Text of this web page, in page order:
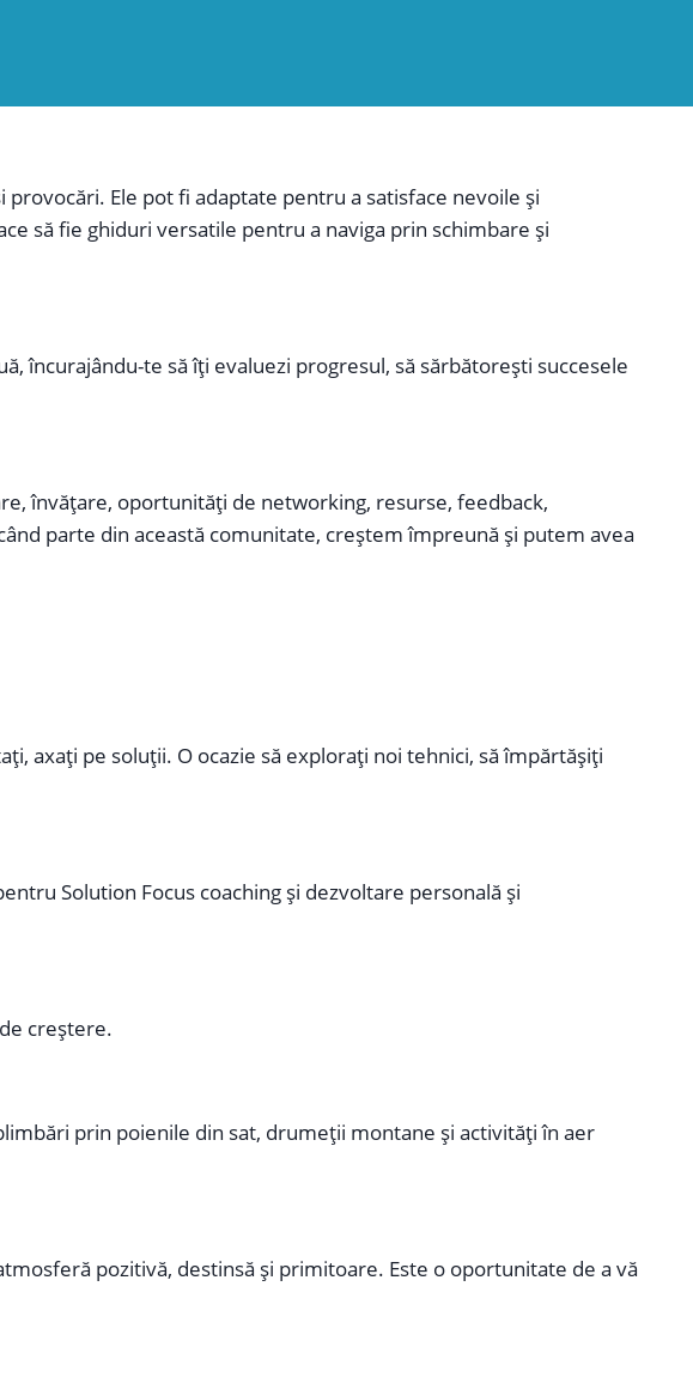
pașilor acționabili și pe punerea în aplicare a unor soluții
acțiuni, instrumentele Solution Focus te vor ajuta să faci pași
Ele pot fi adaptate pentru a satisface nevoile și
să fie ghiduri versatile pentru a naviga prin schimbare și
încurajându-te să îți evaluezi progresul, să sărbătorești succesele
învățare, oportunități de networking, resurse, feedback,
parte din această comunitate, creștem împreună și putem avea
axați pe soluții. O ocazie să explorați noi tehnici, să împărtășiți
Solution Focus coaching și dezvoltare personală și
creștere.
prin poienile din sat, drumeții montane și activități în aer
pozitivă, destinsă și primitoare. Este o oportunitate de a vă